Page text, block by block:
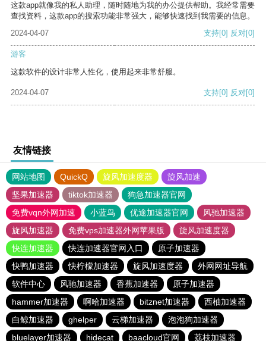
这款app就像我的私人助理，随时随地为我的办公提供帮助。我经常需要
查找资料，这款app的搜索功能非常强大，能够快速找到我需要的信息。
2024-04-07
支持[0] 反对[0]
游客
这款软件的设计非常人性化，使用起来非常舒服。
2024-04-07 支持[0] 反对[0]
友情链接
网站地图 QuickQ 旋风加速度器
旋风加速
坚果加速器
tiktok加速器
狗急加速器官网
免费vqn外网加速
小蓝鸟 优途加速器官网
风驰加速器
旋风加速器
免费vps加速器外网苹果版
旋风加速度器
快连加速器
快连加速器官网入口
原子加速器
快鸭加速器
快柠檬加速器 旋风加速度器
外网网址导航
软件中心
风驰加速器 香蕉加速器
原子加速器
hammer加速器
啊哈加速器 bitznet加速器
西柚加速器
白鲸加速器
ghelper 云梯加速器
泡泡狗加速器
bluelayer加速器
hidecat baacloud官网 荔枝加速器